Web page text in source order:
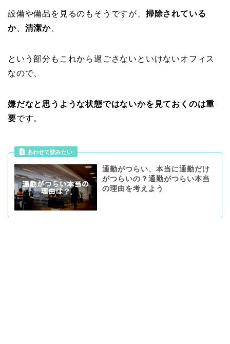
設備や備品を見るのもそうですが、 掃除されている
か、 清潔か
という部分もこれから過ごさないといけないオフィス
なので、
嫌だなと思うような状態ではないかを見ておくのは重
要です。
あわせて読みたい
通勤がつらい、本当に通勤だけ
がつらいの？通勤がつらい本当
の理由を考えよう